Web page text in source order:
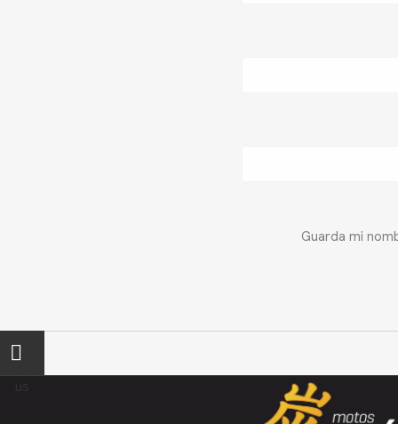
Guarda mi
←
Previo